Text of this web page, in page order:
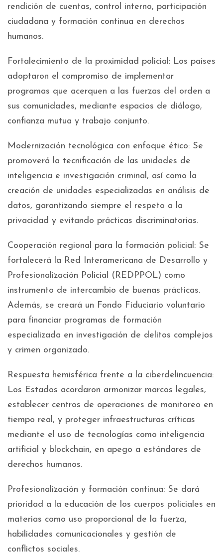
rendición de cuentas, control interno, participación
ciudadana y formación continua en derechos
humanos.
Fortalecimiento de la proximidad policial: Los países
adoptaron el compromiso de implementar
programas que acerquen a las fuerzas del orden a
sus comunidades, mediante espacios de diálogo,
confianza mutua y trabajo conjunto.
Modernización tecnológica con enfoque ético: Se
promoverá la tecnificación de las unidades de
inteligencia e investigación criminal, así como la
creación de unidades especializadas en análisis de
datos, garantizando siempre el respeto a la
privacidad y evitando prácticas discriminatorias.
Cooperación regional para la formación policial: Se
fortalecerá la Red Interamericana de Desarrollo y
Profesionalización Policial (REDPPOL) como
instrumento de intercambio de buenas prácticas.
Además, se creará un Fondo Fiduciario voluntario
para financiar programas de formación
especializada en investigación de delitos complejos
y crimen organizado.
Respuesta hemisférica frente a la ciberdelincuencia:
Los Estados acordaron armonizar marcos legales,
establecer centros de operaciones de monitoreo en
tiempo real, y proteger infraestructuras críticas
mediante el uso de tecnologías como inteligencia
artificial y blockchain, en apego a estándares de
derechos humanos.
Profesionalización y formación continua: Se dará
prioridad a la educación de los cuerpos policiales en
materias como uso proporcional de la fuerza,
habilidades comunicacionales y gestión de
conflictos sociales.